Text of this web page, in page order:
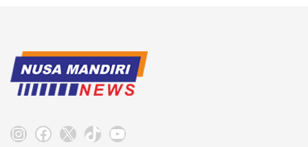
Instagram
Facebook
X TikTokYouTube